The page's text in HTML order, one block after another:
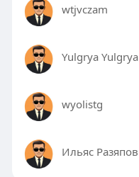
wtjvczam
Yulgrya Yulgrya
wyolistg
Ильяс Разяпов